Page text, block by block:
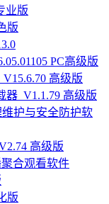
业版
版
PC高级版
高级版
器_V1.1.79 高级版
维护与安全防护软
高级版
合观看软件
版